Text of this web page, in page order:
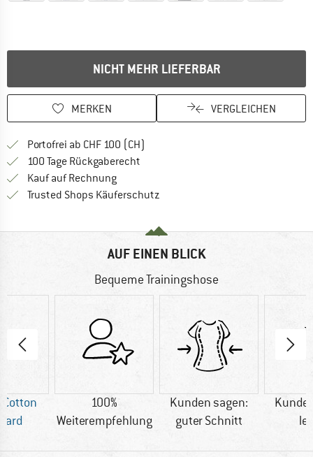
NICHT MEHR LIEFERBAR
MERKEN VERGLEICHEN
Portofrei ab CHF 100 (CH)
100 Tage Rückgaberecht
Kauf auf RechnungFinde die Zahlungs-Infos hier! Öffnet
Trusted Shops Käuferschutz
AUF EINEN BLICK
Bequeme Trainingshose
Cotton
100%
Weiterempfehlung
Kunden sagen:
guter Schnitt